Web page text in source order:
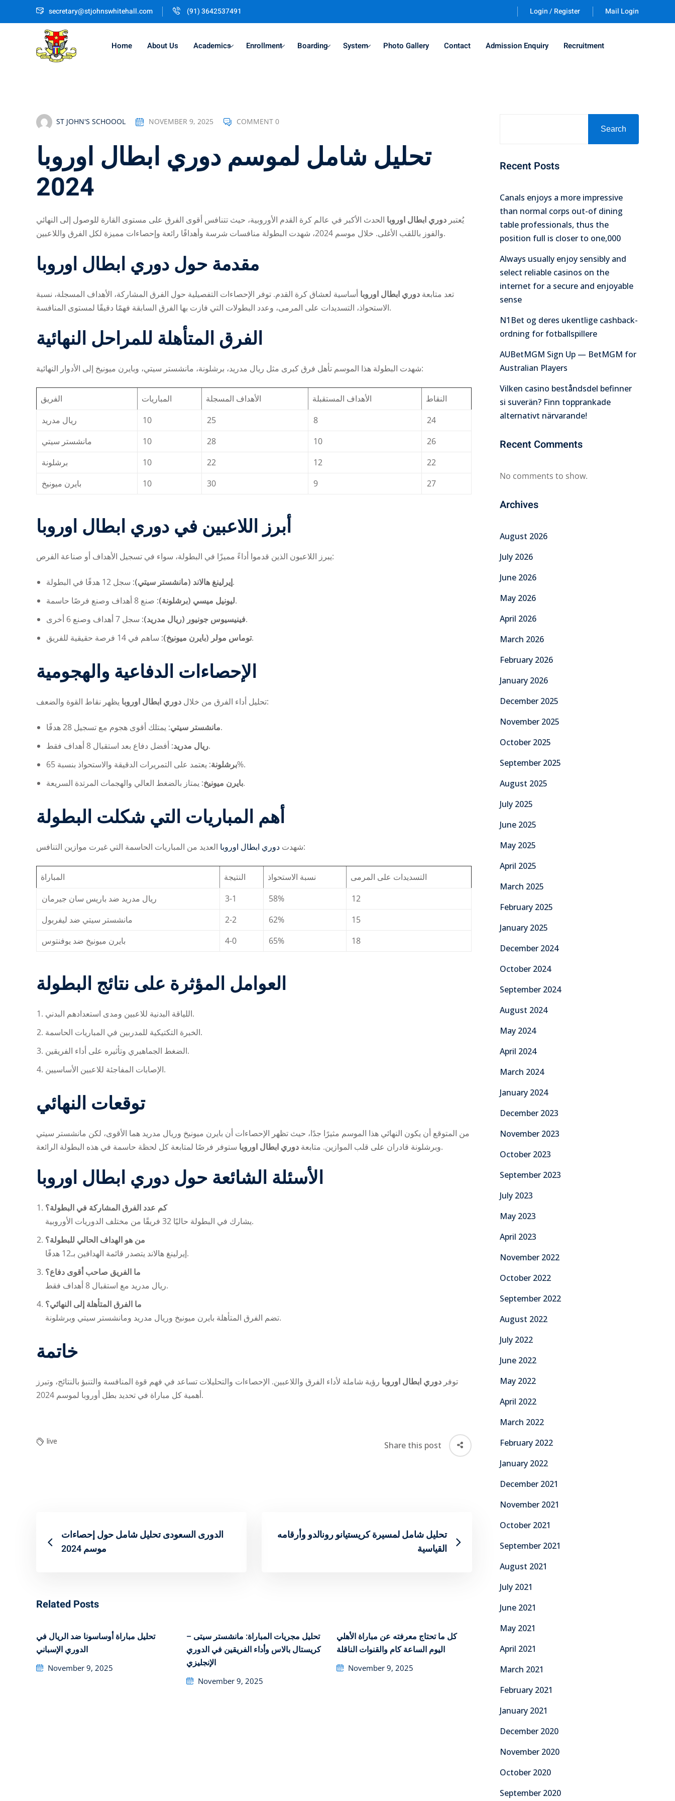
secretary@stjohnswhitehall.com (91) 3642537491 Login / Register Mail Login
Home About Us Academics Enrollment Boarding System Photo Gallery Contact Admission Enquiry Recruitment
ST JOHN'S SCHOOOL NOVEMBER 9, 2025 COMMENT 0
تحليل شامل لموسم دوري ابطال اوروبا
2024
يُعتبر دوري ابطال اوروبا الحدث الأكبر في عالم كرة القدم الأوروبية، حيث تتنافس أقوى الفرق على مستوى القارة للوصول إلى النهائي
والفوز باللقب الأغلى. خلال موسم 2024، شهدت البطولة منافسات شرسة وأهدافًا رائعة وإحصاءات مميزة لكل الفرق واللاعبين.
مقدمة حول دوري ابطال اوروبا
تعد متابعة دوري ابطال اوروبا أساسية لعشاق كرة القدم. توفر الإحصاءات التفصيلية حول الفرق المشاركة، الأهداف المسجلة، نسبة
الاستحواذ، التسديدات على المرمى، وعدد البطولات التي فازت بها الفرق السابقة فهمًا دقيقًا لمستوى المنافسة.
الفرق المتأهلة للمراحل النهائية
شهدت البطولة هذا الموسم تأهل فرق كبرى مثل ريال مدريد، برشلونة، مانشستر سيتي، وبايرن ميونيخ إلى الأدوار النهائية:
الفريق المباريات الأهداف المسجلة الأهداف المستقبلة
النقاط
ريال مدريد
10 25 8
24
مانشستر سيتي
10 28 10
26
برشلونة
10 22 12
22
بايرن ميونيخ
10 30 9 27
أبرز اللاعبين في دوري ابطال اوروبا
يبرز اللاعبون الذين قدموا أداءً مميزًا في البطولة، سواء في تسجيل الأهداف أو صناعة الفرص:
إيرلينغ هالاند (مانشستر سيتي):سجل 12 هدفًا في البطولة.
ليونيل ميسي (برشلونة):صنع 8 أهداف وصنع فرصًا حاسمة.
فينيسيوس جونيور (ريال مدريد):سجل 7 أهداف وصنع 6 أخرى.
توماس مولر (بايرن ميونيخ):ساهم في 14 فرصة حقيقية للفريق.
الإحصاءات الدفاعية والهجومية
تحليل أداء الفرق من خلال دوري ابطال اوروبا يظهر نقاط القوة والضعف:
مانشستر سيتي:يمتلك أقوى هجوم مع تسجيل 28 هدفًا.
ريال مدريد:أفضل دفاع بعد استقبال 8 أهداف فقط.
برشلونة:يعتمد على التمريرات الدقيقة والاستحواذ بنسبة 65%.
بايرن ميونيخ:يمتاز بالضغط العالي والهجمات المرتدة السريعة.
أهم المباريات التي شكلت البطولة
شهدت دوري ابطال اوروبا العديد من المباريات الحاسمة التي غيرت موازين التنافس:
المباراة النتيجة نسبة الاستحواذ
التسديدات على المرمى
ريال مدريد ضد باريس سان جيرمان
3-1 58%
12
مانشستر سيتي ضد ليفربول
2-2 62%
15
بايرن ميونيخ ضد يوفنتوس
4-0 65% 18
العوامل المؤثرة على نتائج البطولة
اللياقة البدنية للاعبين ومدى استعدادهم البدني.
الخبرة التكتيكية للمدربين في المباريات الحاسمة.
الضغط الجماهيري وتأثيره على أداء الفريقين.
الإصابات المفاجئة للاعبين الأساسيين.
توقعات النهائي
من المتوقع أن يكون النهائي هذا الموسم مثيرًا جدًا، حيث تظهر الإحصاءات أن بايرن ميونيخ وريال مدريد هما الأقوى، لكن مانشستر سيتي
وبرشلونة قادران على قلب الموازين. متابعة دوري ابطال اوروبا ستوفر فرصًا لمتابعة كل لحظة حاسمة في هذه البطولة الرائعة.
الأسئلة الشائعة حول دوري ابطال اوروبا
كم عدد الفرق المشاركة في البطولة؟
يشارك في البطولة حاليًا 32 فريقًا من مختلف الدوريات الأوروبية.
من هو الهداف الحالي للبطولة؟
إيرلينغ هالاند يتصدر قائمة الهدافين بـ12 هدفًا.
ما الفريق صاحب أقوى دفاع؟
ريال مدريد مع استقبال 8 أهداف فقط.
ما الفرق المتأهلة إلى النهائي؟
تضم الفرق المتأهلة بايرن ميونيخ وريال مدريد ومانشستر سيتي وبرشلونة.
خاتمة
توفر دوري ابطال اوروبا رؤية شاملة لأداء الفرق واللاعبين. الإحصاءات والتحليلات تساعد في فهم قوة المنافسة والتنبؤ بالنتائج، وتبرز
أهمية كل مباراة في تحديد بطل أوروبا لموسم 2024.
live Share this post
تحليل شامل حول إحصاءات ‎الدورى السعودى
موسم 2024
تحليل شامل لمسيرة كريستيانو رونالدو وأرقامه
القياسية
Related Posts
تحليل مباراة أوساسونا ضد الريال في
الدوري الإسباني
Posted
November 9, 2025
تحليل مجريات المباراة: مانشستر سيتى –
كريستال بالاس وأداء الفريقين في الدوري
الإنجليزي
Posted
November 9, 2025
كل ما تحتاج معرفته عن مباراة الأهلي
اليوم الساعة كام والقنوات الناقلة
Posted
November 9, 2025
Search
Recent Posts
Canals enjoys a more impressive
than normal corps out-of dining
table professionals, thus the
position full is closer to one,000
Always usually enjoy sensibly and
select reliable casinos on the
internet for a secure and enjoyable
sense
N1Bet og deres ukentlige cashback-
ordning for fotballspillere
AUBetMGM Sign Up — BetMGM for
Australian Players
Vilken casino beståndsdel befinner
si suverän? Finn topprankade
alternativt närvarande!
Recent Comments
No comments to show.
Archives
August 2026
July 2026
June 2026
May 2026
April 2026
March 2026
February 2026
January 2026
December 2025
November 2025
October 2025
September 2025
August 2025
July 2025
June 2025
May 2025
April 2025
March 2025
February 2025
January 2025
December 2024
October 2024
September 2024
August 2024
May 2024
April 2024
March 2024
January 2024
December 2023
November 2023
October 2023
September 2023
July 2023
May 2023
April 2023
November 2022
October 2022
September 2022
August 2022
July 2022
June 2022
May 2022
April 2022
March 2022
February 2022
January 2022
December 2021
November 2021
October 2021
September 2021
August 2021
July 2021
June 2021
May 2021
April 2021
March 2021
February 2021
January 2021
December 2020
November 2020
October 2020
September 2020
Don’t have an account? Sign up